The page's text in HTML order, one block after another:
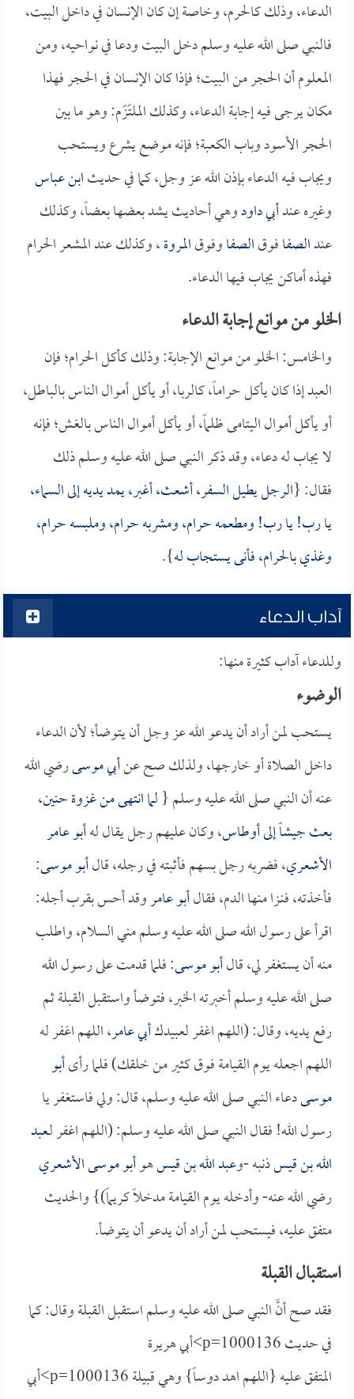
الدعاء، وذلك كالحرم، وخاصة إن كان الإنسان في داخل البيت،
فالنبي صلى الله عليه وسلم دخل البيت ودعا في نواحيه، ومن
المعلوم أن الحجر من البيت؛ فإذا كان الإنسان في الحجر فهذا
مكان يرجى فيه إجابة الدعاء، وكذلك الملتَزَم: وهو ما بين
الحجر الأسود وباب الكعبة؛ فإنه موضع يشرع ويستحب
ويجاب فيه الدعاء بإذن الله عز وجل، كما في حديثابن عباس
وغيره عندأبي داودوهي أحاديث يشد بعضها بعضاً، وكذلك
عندالصفافوقالصفاوفوقالمروة، وكذلك عند المشعر الحرام
فهذه أماكن يجاب فيها الدعاء.
الخلو من موانع إجابة الدعاء
والخامس: الخلو من موانع الإجابة: وذلك كأكل الحرام؛ فإن
العبد إذا كان يأكل حراماً، كالربا، أو يأكل أموال الناس بالباطل،
أو يأكل أموال اليتامى ظلماً، أو يأكل أموال الناس بالغش؛ فإنه
لا يجاب له دعاء، وقد ذكر النبي صلى الله عليه وسلم ذلك
فقال: {الرجل يطيل السفر، أشعث، أغبر، يمد يديه إلى السماء،
يا رب! يا رب! ومطعمه حرام، ومشربه حرام، وملبسه حرام،
وغذي بالحرام، فأنى يستجاب له}.
آداب الدعاء
وللدعاء آداب كثيرة منها:
الوضوء
يستحب لمن أراد أن يدعو الله عز وجل أن يتوضأ؛ لأن الدعاء
داخل الصلاة أو خارجها، ولذلك صح عنأبي موسىرضي الله
عنه أن النبي صلى الله عليه وسلم {لما انتهى من غزوة حنين،
بعث جيشاً إلىأوطاس، وكان عليهم رجل يقال لهأبو عامر
الأشعري، فضربه رجل بسهم فأثبته في رجله، قالأبو موسى:
فأخذته، فنـزا منها الدم، فقالأبو عامروقد أحس بقرب أجله:
اقرأ على رسول الله صلى الله عليه وسلم مني السلام، واطلب
منه أن يستغفر لي، قالأبو موسى: فلما قدمت على رسول الله
صلى الله عليه وسلم أخبرته الخبر، فتوضأ واستقبل القبلة ثم
رفع يديه، وقال: (اللهم اغفر لعبيدكأبي عامر، اللهم اغفر له
اللهم اجعله يوم القيامة فوق كثير من خلقك) فلما رأىأبو
موسىدعاء النبي صلى الله عليه وسلم، قال: ولي فاستغفر يا
رسول الله! فقال النبي صلى الله عليه وسلم: (اللهم اغفر لـعبد
الله بن قيسذنبه -وعبد الله بن قيسهوأبو موسى الأشعري
رضي الله عنه- وأدخله يوم القيامة مدخلاً كريماً)} والحديث
متفق عليه، فيستحب لمن أراد أن يدعو أن يتوضأ.
استقبال القبلة
فقد صح أنَّ النبي صلى الله عليه وسلم استقبل القبلة وقال: كما
في حديث p=1000136>أبي هريرة
المتفق عليه {
اللهم اهد دوساً} وهي قبيلة p=1000136>أبي